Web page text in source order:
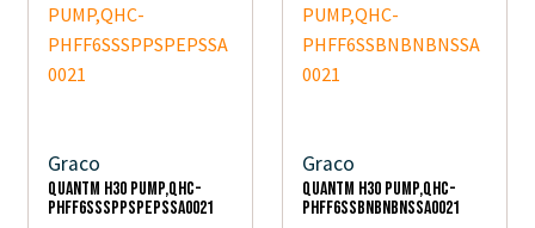
Graco
Quantm h30 PUMP,QHC-
PHFF6SSSPPSPEPSSA0021
Graco
Quantm h30 PUMP,QHC-
PHFF6SSBNBNBNSSA0021